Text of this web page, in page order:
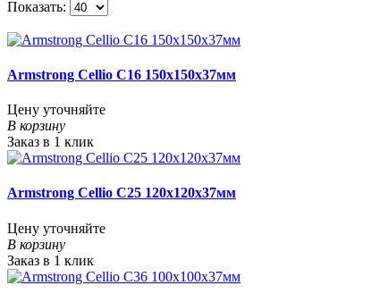
Показать:
Armstrong Cellio C16 150x150x37мм
Цену уточняйте
В корзину
Заказ в 1 клик
Armstrong Cellio C25 120x120x37мм
Цену уточняйте
В корзину
Заказ в 1 клик